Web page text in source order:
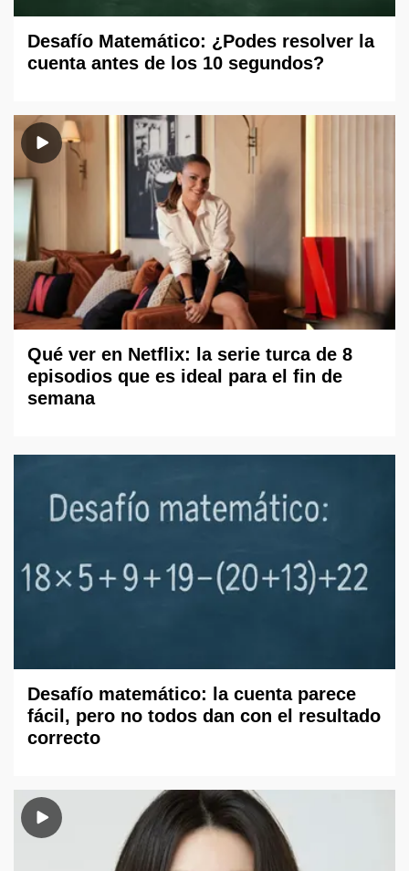
Desafío Matemático: ¿Podes resolver la
cuenta antes de los 10 segundos?
Qué ver en Netflix: la serie turca de 8
episodios que es ideal para el fin de
semana
Desafío matemático: la cuenta parece
fácil, pero no todos dan con el resultado
correcto